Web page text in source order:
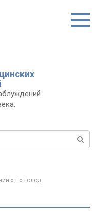
» Г » Голод